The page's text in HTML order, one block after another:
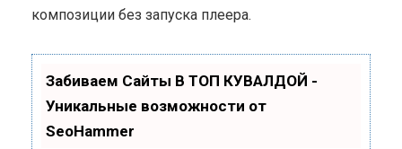
композиции без запуска плеера.
Забиваем Сайты В ТОП КУВАЛДОЙ -
Уникальные возможности от
SeoHammer